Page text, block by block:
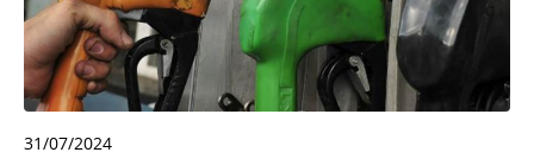
31/07/2024